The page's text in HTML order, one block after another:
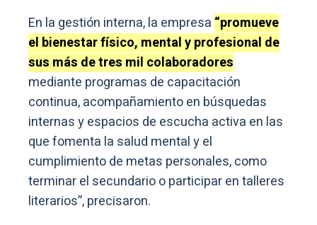
En la gestión interna, la empresa “promueve
el bienestar físico, mental y profesional de
sus más de tres mil colaboradores
mediante programas de capacitación
continua, acompañamiento en búsquedas
internas y espacios de escucha activa en las
que fomenta la salud mental y el
cumplimiento de metas personales, como
terminar el secundario o participar en talleres
literarios”, precisaron.